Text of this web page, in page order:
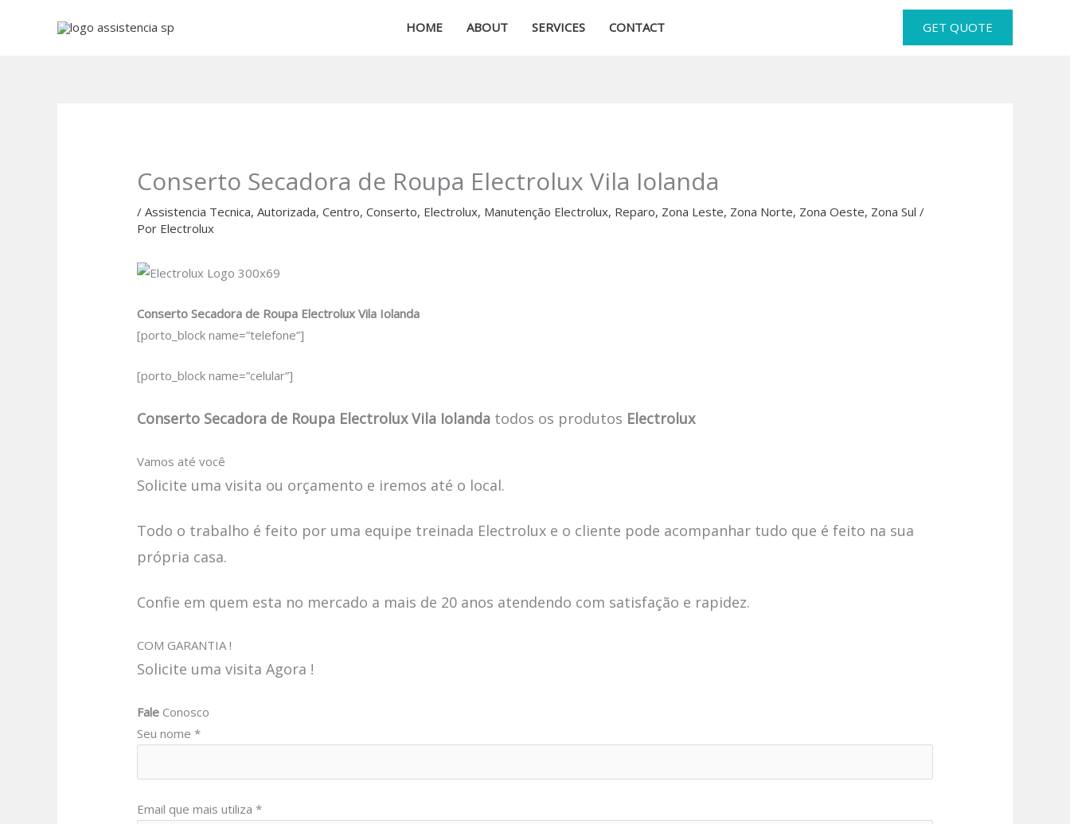
HOME ABOUT SERVICES CONTACT GET QUOTE
Conserto Secadora de Roupa Electrolux Vila Iolanda
/Assistencia Tecnica,Autorizada,Centro,Conserto, Electrolux, Manutenção Electrolux, Reparo, Zona Leste, Zona Norte, Zona Oeste, Zona Sul /
Por Electrolux
Conserto Secadora de Roupa Electrolux Vila Iolanda
[porto_block name=”telefone”]
[porto_block name=”celular”]
Conserto Secadora de Roupa Electrolux Vila Iolanda todos os produtos Electrolux
Vamos até você
Solicite uma visita ou orçamento e iremos até o local.
Todo o trabalho é feito por uma equipe treinada Electrolux e o cliente pode acompanhar tudo que é feito na sua
própria casa.
Confie em quem esta no mercado a mais de 20 anos atendendo com satisfação e rapidez.
COM GARANTIA !
Solicite uma visita Agora !
Fale Conosco
Seu nome *
Email que mais utiliza *